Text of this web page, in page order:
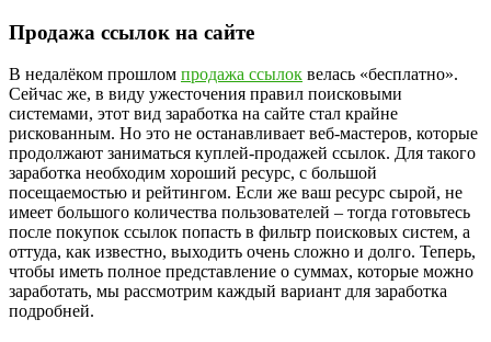
Продажа ссылок на сайте
В недалёком прошлом продажа ссылок велась «бесплатно».
Сейчас же, в виду ужесточения правил поисковыми
системами, этот вид заработка на сайте стал крайне
рискованным. Но это не останавливает веб-мастеров, которые
продолжают заниматься куплей-продажей ссылок. Для такого
заработка необходим хороший ресурс, с большой
посещаемостью и рейтингом. Если же ваш ресурс сырой, не
имеет большого количества пользователей – тогда готовьтесь
после покупок ссылок попасть в фильтр поисковых систем, а
оттуда, как известно, выходить очень сложно и долго. Теперь,
чтобы иметь полное представление о суммах, которые можно
заработать, мы рассмотрим каждый вариант для заработка
подробней.